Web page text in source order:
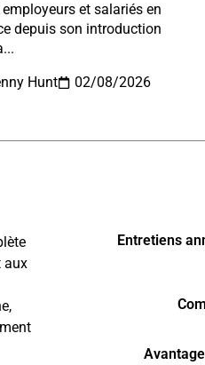
employeurs et salariés en
depuis son introduction
Hunt
02/08/2026
aux
Entretiens